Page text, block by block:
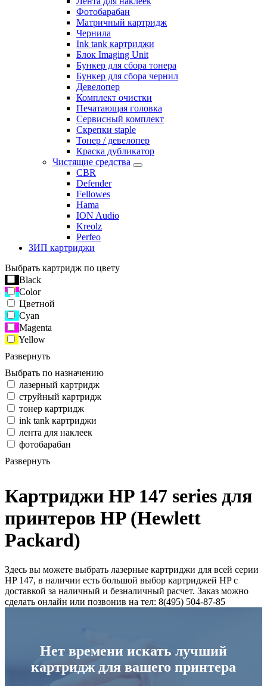
Фотобарабан
Матричный картридж
Чернила
Ink tank картриджи
Блок Imaging Unit
Бункер для сбора тонера
Бункер для сбора чернил
Девелопер
Комплект очистки
Печатающая головка
Сервисный комплект
Скрепки staple
Тонер / девелопер
Краска дубликатор
Чистящие средства
CBR
Defender
Fellowes
Hama
ION Audio
Kreolz
Perfeo
ЗИП картриджи
Выбрать картридж по цвету
Black
Color
Цветной
Cyan
Magenta
Yellow
Развернуть
Выбрать по назначению
лазерный картридж
струйный картридж
тонер картридж
ink tank картриджи
лента для наклеек
фотобарабан
Развернуть
Картриджи HP 147 series для
принтеров HP (Hewlett
Packard)
Здесь вы можете выбрать лазерные картриджи для всей серии
HP 147, в наличии есть большой выбор картриджей HP с
доставкой за наличный и безналичный расчет. Заказ можно
сделать онлайн или позвонив на тел: 8(495) 504-87-85
Нет времени искать лучший
картридж для вашего принтера